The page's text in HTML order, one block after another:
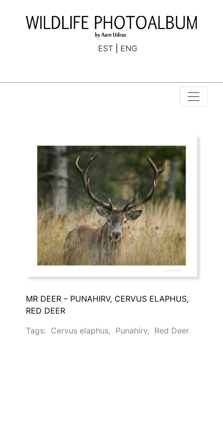
EST ENG
MR DEER – PUNAHIRV, CERVUS ELAPHUS,
RED DEER
Tags: Cervus elaphus, Punahirv, Red Deer